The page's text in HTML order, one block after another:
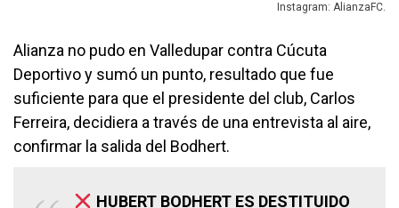
Instagram: AlianzaFC.
Alianza no pudo en Valledupar contra Cúcuta
Deportivo y sumó un punto, resultado que fue
suficiente para que el presidente del club, Carlos
Ferreira, decidiera a través de una entrevista al aire,
confirmar la salida del Bodhert.
HUBERT BODHERT ES DESTITUIDO